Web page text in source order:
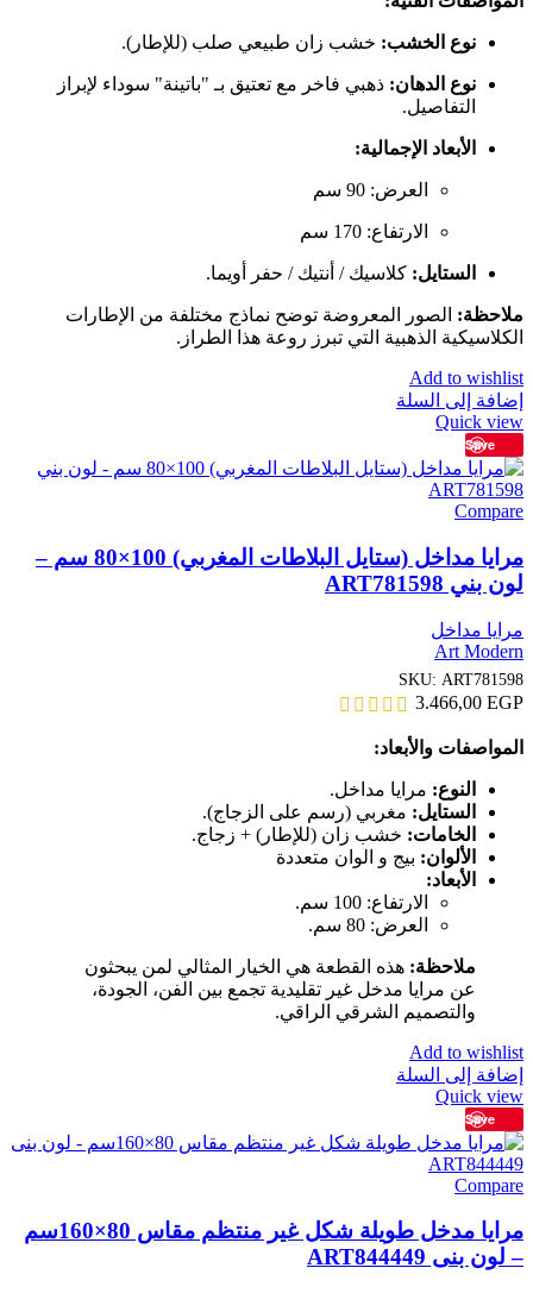
نوع الخشب: خشب زان طبيعي صلب (للإطار).
نوع الدهان: ذهبي فاخر مع تعتيق بـ "باتينة" سوداء لإبراز
التفاصيل.
الأبعاد الإجمالية:
العرض: 90 سم
الارتفاع: 170 سم
الستايل: كلاسيك / أنتيك / حفر أويما.
ملاحظة: الصور المعروضة توضح نماذج مختلفة من الإطارات
الكلاسيكية الذهبية التي تبرز روعة هذا الطراز.
Add to wishlist
إضافة إلى السلة
Quick view
Save
Compare
مرايا مداخل (ستايل البلاطات المغربي) 100×80 سم –
لون بني ART781598
مرايا مداخل
Art Modern
SKU: ART781598
3.466,00 EGP
المواصفات والأبعاد:
النوع: مرايا مداخل.
الستايل: مغربي (رسم على الزجاج).
الخامات: خشب زان (للإطار) + زجاج.
الألوان: بيج و الوان متعددة
الأبعاد:
الارتفاع: 100 سم.
العرض: 80 سم.
ملاحظة: هذه القطعة هي الخيار المثالي لمن يبحثون
عن مرايا مدخل غير تقليدية تجمع بين الفن، الجودة،
والتصميم الشرقي الراقي.
Add to wishlist
إضافة إلى السلة
Quick view
Save
Compare
مرايا مدخل طويلة شكل غير منتظم مقاس 80×160سم
– لون بنى ART844449